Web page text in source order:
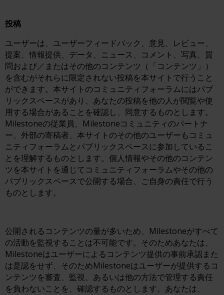
投稿
ユーザーは、ユーザーフィードバック、意見、レビュー、
提案、情報提供、データ、ニュース、コメント、写真、質
問および／またはその他のコンテンツ（「コンテンツ」）
を含むがそれらに限定されない投稿を本サイトで行うこと
ができます。本サイトのコミュニティフォーラムにはパブ
リックスペースがあり、あなたの投稿を他の人が閲覧や使
用する場合があることを確認し、同意するものとします。
Milestoneの従業員、Milestoneコミュニティのパートナ
ー、外部の寄稿者、本サイトのその他のユーザーもコミュ
ニティフォーラムとパブリックスペースに参加しているこ
とを理解するものとします。個人情報やその他のコンテン
ツを本サイトを通じてコミュニティフォーラムやその他の
パブリックスペースで公開する場合、ご自身の責任で行う
ものとします。
公開されるコンテンツの量が多いため、Milestoneがすべて
の活動を監視することは不可能です。そのためあなたは、
Milestoneはユーザーによるコンテンツ提供の事前承認また
は是認をせず、そのためMilestoneはユーザーが提供するコ
ンテンツを審査、監視、あるいは他の方法で管理する責任
を負わないことを、確認するものとします。あなたは、